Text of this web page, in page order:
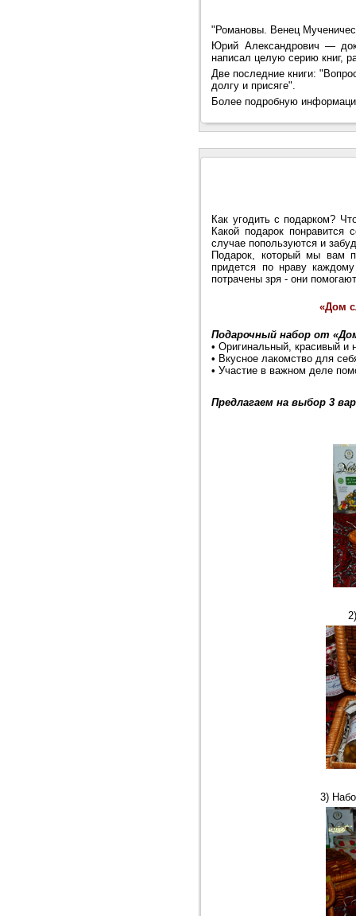
"Романовы. Венец
Юрий Александрович —
написал целую серию книг,
Две последние книги:
долгу и присяге".
Более подробную
Как угодить с подарком?
Какой подарок
случае попользуются и
Подарок, который мы вам
придется по нраву
потрачены зря - они
«Дом
Подарочный набор от
• Оригинальный, красивый и
• Вкусное лакомство для
• Участие в важном деле
Предлагаем на выбор 3
3)